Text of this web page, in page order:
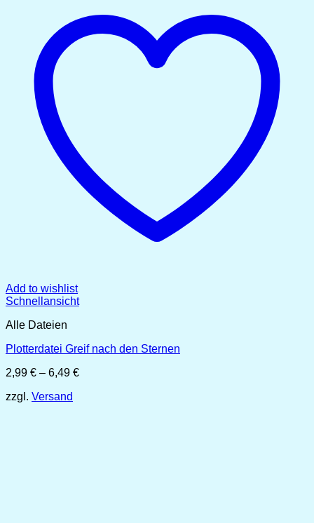
Add to wishlist
Schnellansicht
Alle Dateien
Plotterdatei Greif nach den Sternen
2,99 € – 6,49 €Preisspanne:
zzgl. Versand